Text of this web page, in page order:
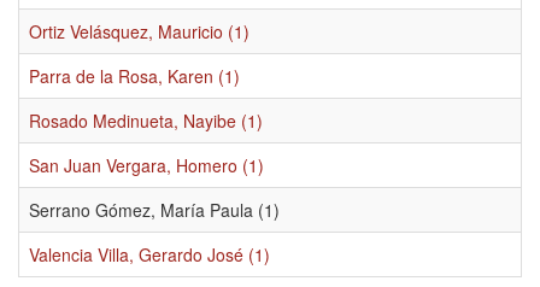
Ortiz Velásquez, Mauricio (1)
Parra de la Rosa, Karen (1)
Rosado Medinueta, Nayibe (1)
San Juan Vergara, Homero (1)
Serrano Gómez, María Paula (1)
Valencia Villa, Gerardo José (1)